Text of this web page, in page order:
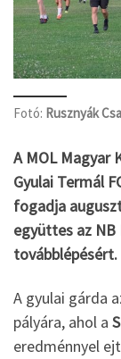
Fotó: Rusznyák
A MOL Magyar
Gyulai Termál
fogadja
együttes az NB
továbblépésért.
A gyulai gárda
pályára, ahol a
eredménnyel